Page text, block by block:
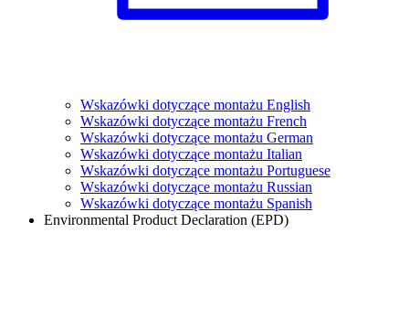
Wskazówki dotyczące montażu English
Wskazówki dotyczące montażu French
Wskazówki dotyczące montażu German
Wskazówki dotyczące montażu Italian
Wskazówki dotyczące montażu Portuguese
Wskazówki dotyczące montażu Russian
Wskazówki dotyczące montażu Spanish
Environmental Product Declaration (EPD)